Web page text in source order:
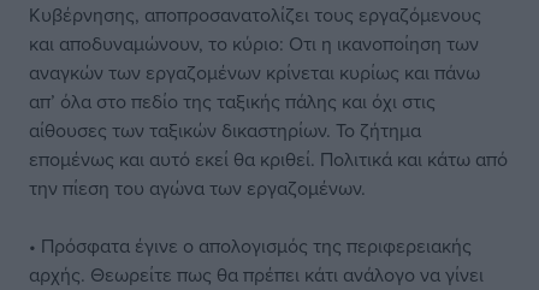
Κυβέρνησης, αποπροσανατολίζει τους εργαζόμενους
και αποδυναμώνουν, το κύριο: Οτι η ικανοποίηση των
αναγκών των εργαζομένων κρίνεται κυρίως και πάνω
απ’ όλα στο πεδίο της ταξικής πάλης και όχι στις
αίθουσες των ταξικών δικαστηρίων. Το ζήτημα
επομένως και αυτό εκεί θα κριθεί. Πολιτικά και κάτω από
την πίεση του αγώνα των εργαζομένων.
• Πρόσφατα έγινε ο απολογισμός της περιφερειακής
αρχής. Θεωρείτε πως θα πρέπει κάτι ανάλογο να γίνει